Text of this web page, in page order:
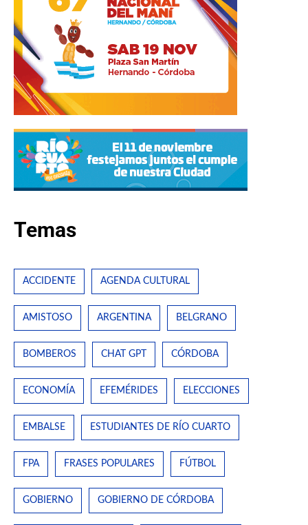
Temas
ACCIDENTE AGENDA CULTURAL
AMISTOSO ARGENTINA BELGRANO
BOMBEROS CHAT GPT CÓRDOBA
ECONOMÍA EFEMÉRIDES ELECCIONES
EMBALSE ESTUDIANTES DE RÍO CUARTO
FPA FRASES POPULARES FÚTBOL
GOBIERNO GOBIERNO DE CÓRDOBA